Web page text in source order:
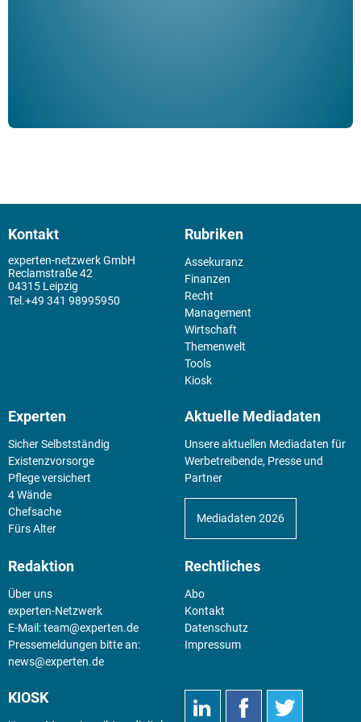
Kontakt
experten-netzwerk GmbH
Reclamstraße 42
04315 Leipzig
+49 341 98995950
Rubriken
Assekuranz
Finanzen
Recht
Management
Wirtschaft
Themenwelt
Tools
Kiosk
Experten
Sicher Selbstständig
Existenz­vorsorge
Pflege versichert
4 Wände
Chefsache
Fürs Alter
Aktuelle Mediadaten
Unsere aktuellen Mediadaten für
Werbetreibende, Presse und
Partner
Mediadaten 2026
Redaktion
Über uns
experten-Netzwerk
E-Mail:team@experten.de
Pressemeldungen bitte an:
news@experten.de
Rechtliches
Abo
Kontakt
Datenschutz
Impressum
KIOSK